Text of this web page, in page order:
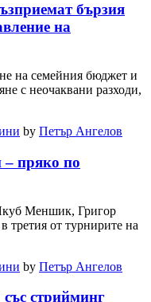
бързия
на
на семейния бюджет и
с неочаквани разходи,
by Петър Ангелов
– пряко по
Меншик, Григор
третия от турнирите на
by Петър Ангелов
стрийминг